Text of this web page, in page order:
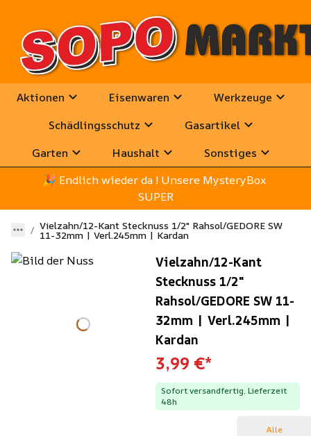
Aktionen Eisenwaren
Werkzeuge
Schädlingsschutz
Gasartikel
Garten
Haushalt
Sonstiges
🎉 Endlich wieder da ! Unsere MysteryBox
SUPER
Vielzahn/12-Kant Stecknuss 1/2" Rahsol/GEDORE SW
11-32mm | Verl.245mm | Kardan
Vielzahn/12-Kant
Stecknuss 1/2"
Rahsol/GEDORE SW 11-
32mm | Verl.245mm |
Kardan
3,99 €*
Sofort versandfertig, Lieferzeit
48h
Alle